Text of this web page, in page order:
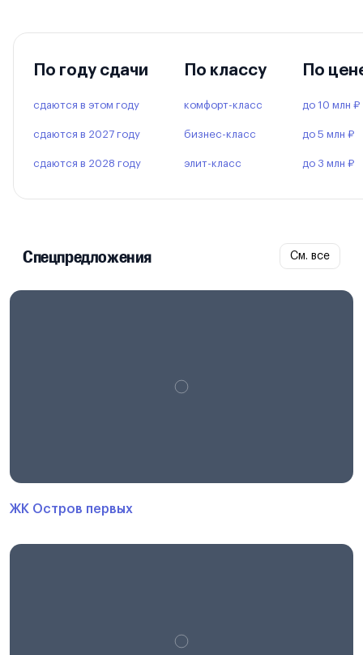
По году сдачи
сдаются в этом году
сдаются в 2027 году
сдаются в 2028 году
По классу
комфорт-класс
бизнес-класс
элит-класс
По
до 10 млн ₽
до 5 млн ₽
до 3 млн ₽
Спецпредложения См. все
ЖК Остров первых